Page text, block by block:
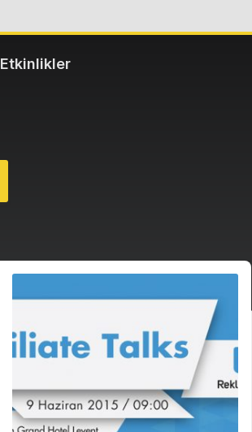
Etkinlikler